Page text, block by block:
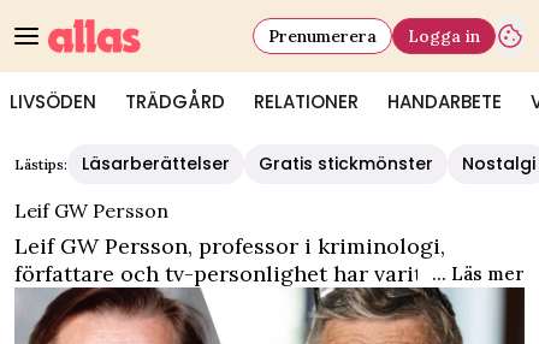
LIVSÖDEN TRÄDGÅRD RELATIONER HANDARBETE
Prenumerera Logga in
Lästips: Läsarberättelser Gratis stickmönster
Nostalgi
Leif GW Persson
Leif GW Persson, professor i kriminologi,
författare och tv-personlighet har varit gift tre
gånger och har fyra barn. Det finns flera böcker
som författats av profilen Leif GW Persson.
... Läs mer